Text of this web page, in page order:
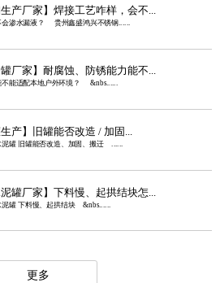
产厂家】焊接工艺咋样，会不...
会渗水漏液？ 贵州鑫盛鸿兴不锈钢......
罐厂家】耐腐蚀、防锈能力能不...
不能适配本地户外环境？ &nbs......
生产】旧罐能否改造 / 加固...
泥罐 旧罐能否改造、加固、搬迁 ......
罐厂家】下料慢、起拱结块怎...
罐 下料慢、起拱结块 &nbs......
更多